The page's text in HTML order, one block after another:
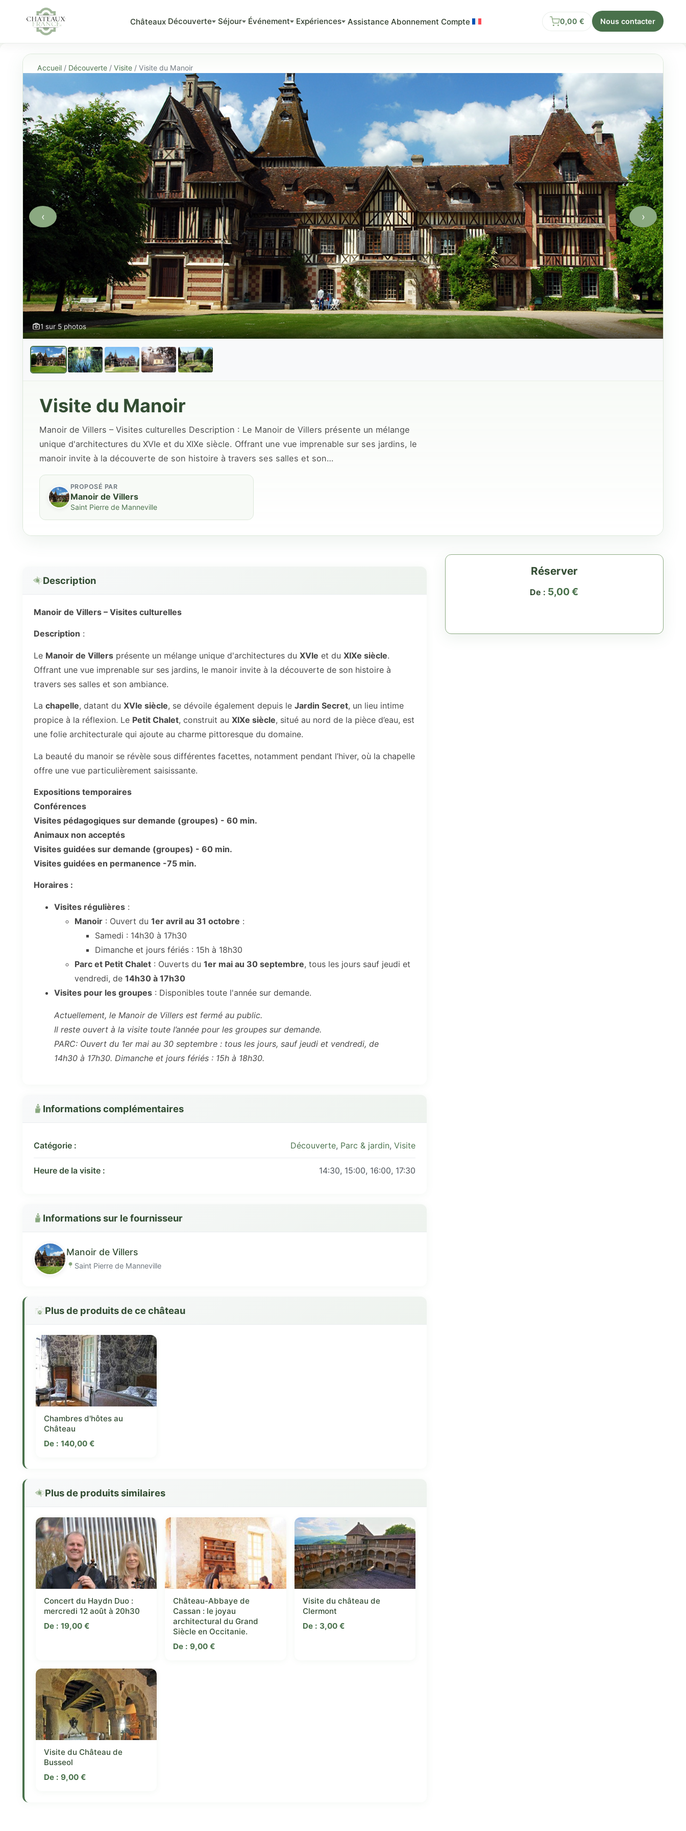
Châteaux Découverte Séjour Événement Expériences Assistance Abonnement Compte 0,00 € Nous contacter
Accueil / Découverte / Visite / Visite du Manoir
1 sur 5 photos
‹ ›
Visite du Manoir
Manoir de Villers – Visites culturelles Description : Le Manoir de Villers présente un mélange
unique d'architectures du XVIe et du XIXe siècle. Offrant une vue imprenable sur ses jardins, le
manoir invite à la découverte de son histoire à travers ses salles et son…
PROPOSÉ PAR
Manoir de Villers
Saint Pierre de Manneville
Réserver
De : 5,00€
Description
Manoir de Villers – Visites culturelles
Description :
Le Manoir de Villers présente un mélange unique d'architectures du XVIe et du XIXe siècle.
Offrant une vue imprenable sur ses jardins, le manoir invite à la découverte de son histoire à
travers ses salles et son ambiance.
La chapelle, datant du XVIe siècle, se dévoile également depuis le Jardin Secret, un lieu intime
propice à la réflexion. Le Petit Chalet, construit au XIXe siècle, situé au nord de la pièce d’eau, est
une folie architecturale qui ajoute au charme pittoresque du domaine.
La beauté du manoir se révèle sous différentes facettes, notamment pendant l’hiver, où la chapelle
offre une vue particulièrement saisissante.
Expositions temporaires
Conférences
Visites pédagogiques sur demande (groupes) - 60 min.
Animaux non acceptés
Visites guidées sur demande (groupes) - 60 min.
Visites guidées en permanence -75 min.
Horaires :
Visites régulières :
Manoir : Ouvert du 1er avril au 31 octobre :
Samedi : 14h30 à 17h30
Dimanche et jours fériés : 15h à 18h30
Parc et Petit Chalet : Ouverts du 1er mai au 30 septembre, tous les jours sauf jeudi et
vendredi, de 14h30 à 17h30
Visites pour les groupes : Disponibles toute l'année sur demande.
Actuellement, le Manoir de Villers est fermé au public.
Il reste ouvert à la visite toute l’année pour les groupes sur demande.
PARC: Ouvert du 1er mai au 30 septembre : tous les jours, sauf jeudi et vendredi, de
14h30 à 17h30. Dimanche et jours fériés : 15h à 18h30.
Informations complémentaires
Catégorie : Découverte, Parc & jardin, Visite
Heure de la visite : 14:30, 15:00, 16:00, 17:30
Informations sur le fournisseur
Manoir de Villers
Saint Pierre de Manneville
Plus de produits de ce château
Chambres d'hôtes au
Château
De : 140,00 €
Plus de produits similaires
Concert du Haydn Duo :
mercredi 12 août à 20h30
De : 19,00 €
Château-Abbaye de
Cassan : le joyau
architectural du Grand
Siècle en Occitanie.
De :9,00€
Visite du château de
Clermont
De : 3,00 €
Visite du Château de
Busseol
De : 9,00 €